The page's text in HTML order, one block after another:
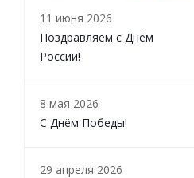
11 июня 2026
Поздравляем с Днём
России!
8 мая 2026
С Днём Победы!
29 апреля 2026